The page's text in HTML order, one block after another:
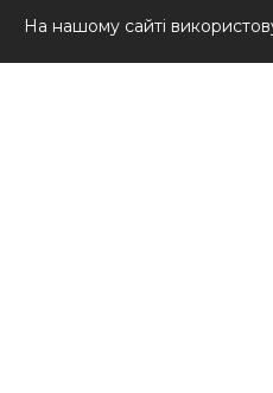
На нашому сайті